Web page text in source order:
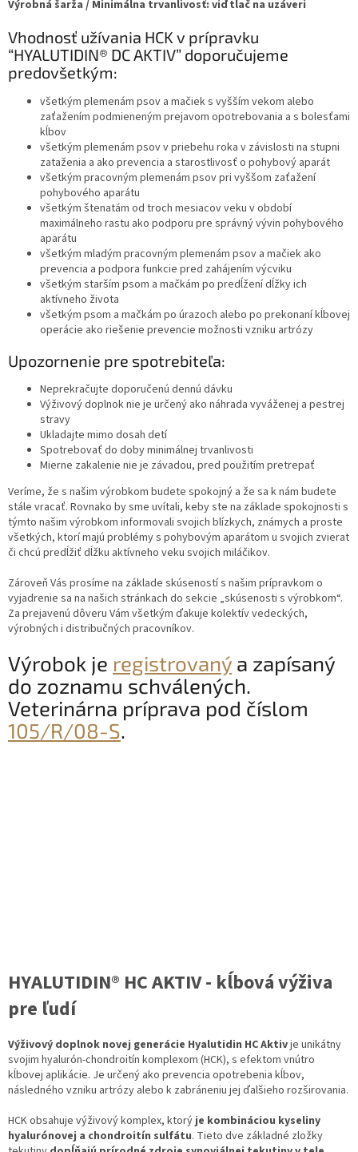
Výrobná šarža / Minimálna trvanlivosť: viď tlač na uzáveri
Vhodnosť užívania HCK v prípravku
“HYALUTIDIN® DC AKTIV” doporučujeme
predovšetkým:
všetkým plemenám psov a mačiek s vyšším vekom alebo
zaťažením podmieneným prejavom opotrebovania a s bolesťami
kĺbov
všetkým plemenám psov v priebehu roka v závislosti na stupni
zataženia a ako prevencia a starostlivosť o pohybový aparát
všetkým pracovným plemenám psov pri vyššom zaťažení
pohybového aparátu
všetkým štenatám od troch mesiacov veku v období
maximálneho rastu ako podporu pre správný vývin pohybového
aparátu
všetkým mladým pracovným plemenám psov a mačiek ako
prevencia a podpora funkcie pred zahájením výcviku
všetkým starším psom a mačkám po predĺžení dĺžky ich
aktívneho života
všetkým psom a mačkám po úrazoch alebo po prekonaní kĺbovej
operácie ako riešenie prevencie možnosti vzniku artrózy
Upozornenie pre spotrebiteľa:
Neprekračujte doporučenú dennú dávku
Výživový doplnok nie je určený ako náhrada vyváženej a pestrej
stravy
Ukladajte mimo dosah detí
Spotrebovať do doby minimálnej trvanlivosti
Mierne zakalenie nie je závadou, pred použitím pretrepať
Veríme, že s našim výrobkom budete spokojný a že sa k nám budete
stále vracať. Rovnako by sme uvítali, keby ste na základe spokojnosti s
týmto našim výrobkom informovali svojich blízkych, známych a proste
všetkých, ktorí majú problémy s pohybovým aparátom u svojich zvierat
či chcú predĺžiť dĺžku aktívneho veku svojich miláčikov.
Zároveň Vás prosíme na základe skúseností s našim prípravkom o
vyjadrenie sa na našich stránkach do sekcie „skúsenosti s výrobkom“.
Za prejavenú dôveru Vám všetkým ďakuje kolektív vedeckých,
výrobných i distribučných pracovníkov.
Výrobok je registrovaný a zapísaný
do zoznamu schválených.
Veterinárna príprava pod číslom
105/R/08-S.
HYALUTIDIN® HC AKTIV - kĺbová výživa
pre ľudí
Výživový doplnok novej generácie Hyalutidin HC Aktivje unikátny
svojim hyalurón-chondroitín komplexom (HCK), s efektom vnútro
kĺbovej aplikácie. Je určený ako prevencia opotrebenia kĺbov,
následného vzniku artrózy alebo k zabráneniu jej ďalšieho rozširovania.
HCK obsahuje výživový komplex, ktorý je kombináciou kyseliny
hyalurónovej a chondroitín sulfátu. Tieto dve základné zložky